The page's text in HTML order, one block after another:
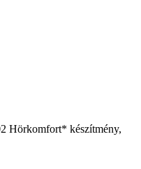
Hörkomfort* készítmény,